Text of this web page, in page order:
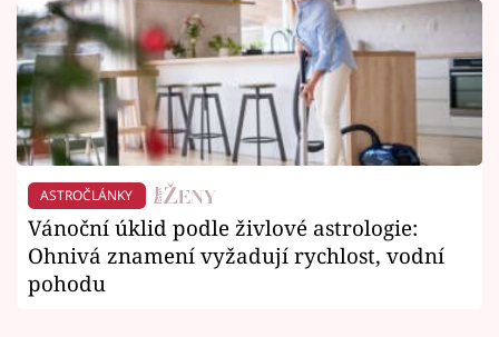
ASTROČLÁNKY
Vánoční úklid podle živlové astrologie:
Ohnivá znamení vyžadují rychlost, vodní
pohodu